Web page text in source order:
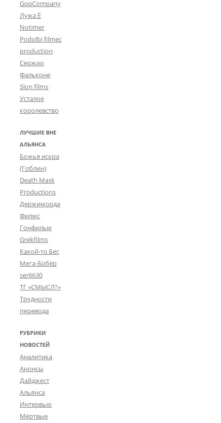
GopCompany
Лужа Ё
Notimer
Podolbi filmec
production
Сержио
Фальконе
Slon films
Усталое
королевство
ЛУЧШИЕ ВНЕ
АЛЬЯНСА
Божья искра
(Гоблин)
Death Mask
Productions
Держиморда
Филмс
Гонфильм
Grekfilms
Какой-то Бес
Мега-Бобёр
ser6630
ТГ «СМЫСЛ?»
Трудности
перевода
РУБРИКИ
НОВОСТЕЙ
Аналитика
Анонсы
Дайджест
Альянса
Интервью
Мёртвые